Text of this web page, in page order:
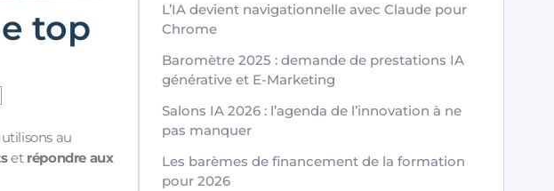
top
au
et répondre aux
L’IA devient navigationnelle avec Claude pour
Chrome
Baromètre 2025 : demande de prestations IA
générative et E-Marketing
Salons IA 2026 : l’agenda de l’innovation à ne
pas manquer
Les barèmes de financement de la formation
pour 2026